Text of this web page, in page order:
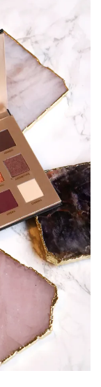
le seul
propos est